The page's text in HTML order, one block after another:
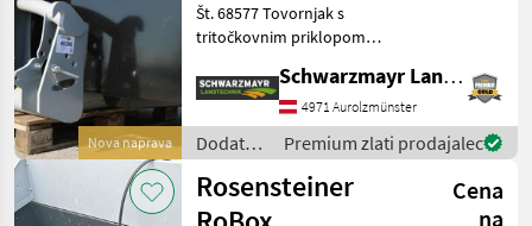
Nova naprava
Št. 68577 Tovornjak s
tritočkovnim priklopom
tritočkovnim priklopom s
krožnimi cevmi KAT 2 - z
dodatnim priklopom EURO
- s tovorno površino
Schwarzmayr Landtechnik GmbH - Aurolzmünster
4971 Aurolzmünster
Dodatna
oprema
za
traktorje
Premium zlati prodajalec
Rosensteiner
Cena
na